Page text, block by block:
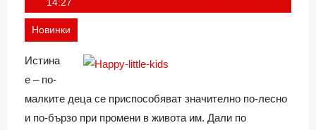
Новинки
Истина
е – по-
малките деца се приспособяват значително по-лесно
и по-бързо при промени в живота им. Дали по